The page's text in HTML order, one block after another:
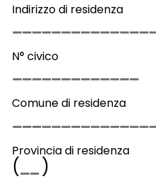
Indirizzo di residenza
N° civico
Comune di residenza
Provincia di residenza
( )